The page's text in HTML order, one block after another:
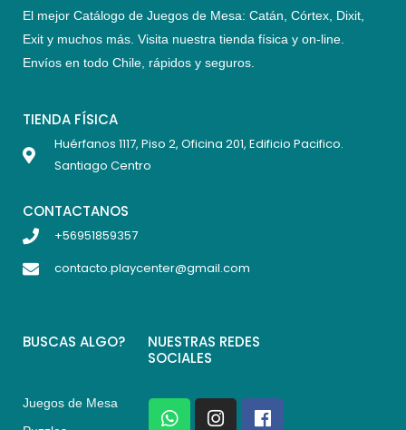
El mejor Catálogo de Juegos de Mesa: Catán, Córtex, Dixit,
Exit y muchos más. Visita nuestra tienda física y on-line.
Envíos en todo Chile, rápidos y seguros
TIENDA FÍSICA
Huérfanos 1117, Piso 2, Oficina 201, Edificio Pacifico.
Santiago Centro
CONTACTANOS
+56951859357
contacto.playcenter@gmail.com
BUSCAS ALGO?
Juegos de Mesa
NUESTRAS REDES
SOCIALES
W
h
I
n
F
a